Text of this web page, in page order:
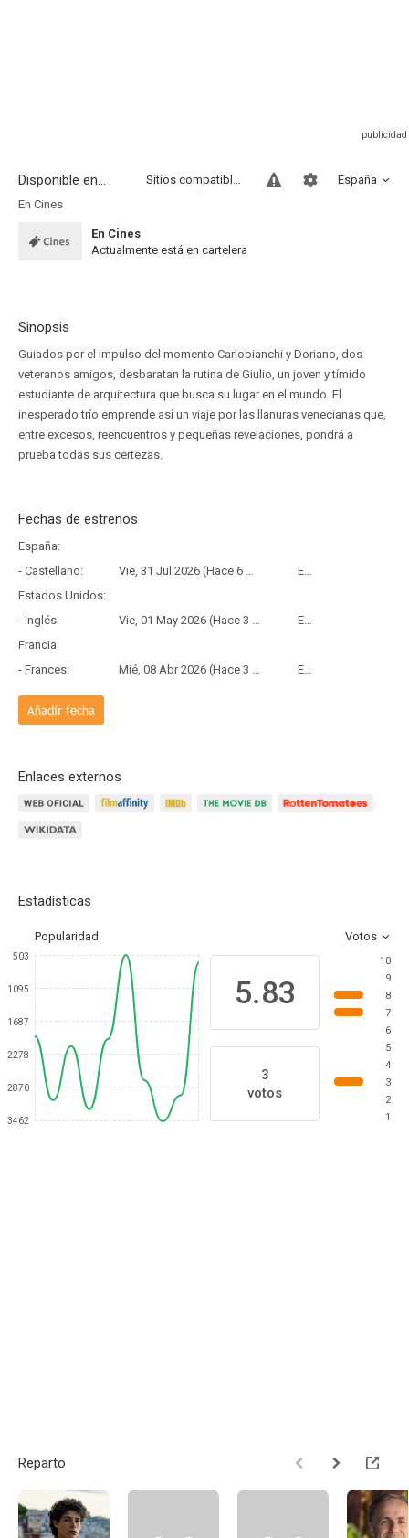
Disponible en... España
Sitios compatibles
En Cines
En Cines
Actualmente está en cartelera
Sinopsis
Guiados por el impulso del momento Carlobianchi y Doriano, dos
veteranos amigos, desbaratan la rutina de Giulio, un joven y tímido
estudiante de arquitectura que busca su lugar en el mundo. El
inesperado trío emprende así un viaje por las llanuras venecianas que,
entre excesos, reencuentros y pequeñas revelaciones, pondrá a
prueba todas sus certezas.
Fechas de estrenos
España:
- Castellano:
Vie, 31 Jul 2026 (Hace 6 días)
Estreno
Estados Unidos:
- Inglés:
Vie, 01 May 2026 (Hace 3 meses y 5 días)
Estreno
Francia:
- Frances:
Mié, 08 Abr 2026 (Hace 3 meses y 28 días) Estreno
Añadir fecha
Enlaces externos
Estadísticas
Popularidad Votos
503
1095
1687
2278
2870
3462
5.83
3
votos
10
9
8
7
6
5
4
3
2
1
Reparto